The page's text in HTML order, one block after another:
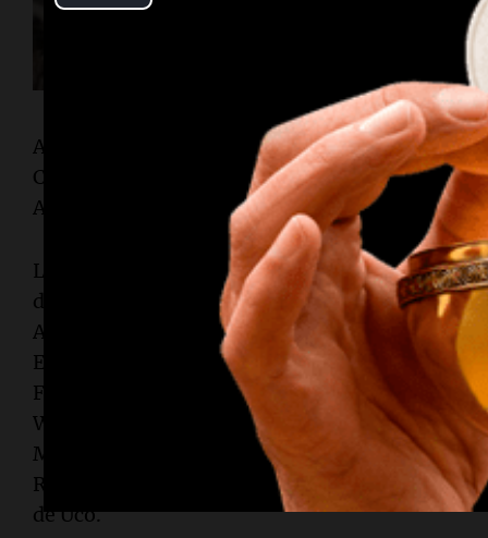
Alejandro Vigil, también creador del evento,
Chachingo Wine Fair es continuar
Argentina".
La segunda edición de Chachingo Wine Fair
de las siguientes bodegas: A 16, Alpasión, Altos
Antucura, Argento, Bira Wines, Cadus, Carinae,
Enemigo, El Relator, Entrometido Wines,
Finca del Nunca Jamás, Finca Sophenia, Grazie
Wines, La Cayetana, López, LoSance, Luca
Masi Tupungato, Onofri Wines, Otro Loco Más,
Revolución, The Wine Plan, Trivento, Weinert,
de Uco.